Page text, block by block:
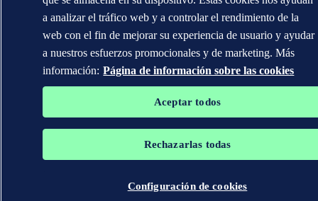
a analizar el tráfico web y a controlar el rendimiento de la
web con el fin de mejorar su experiencia de usuario y ayudar
a nuestros esfuerzos promocionales y de marketing. Más
información: Página de información sobre las cookies
Aceptar todos
Rechazarlas todas
Configuración de cookies